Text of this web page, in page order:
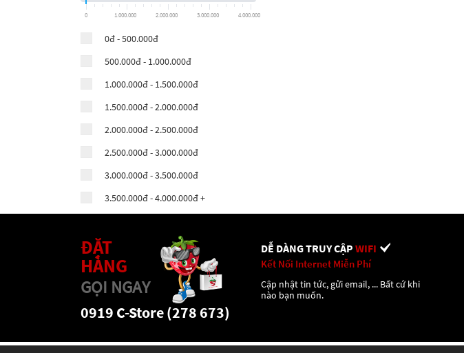
0 1.000.000 2.000.000 3.000.000 4.000.000
0đ - 500.000đ
500.000đ - 1.000.000đ
1.000.000đ - 1.500.000đ
1.500.000đ - 2.000.000đ
2.000.000đ - 2.500.000đ
2.500.000đ - 3.000.000đ
3.000.000đ - 3.500.000đ
3.500.000đ - 4.000.000đ +
ĐẶT
HÀNG
GỌI NGAY
0919 C-Store (278 673)
DỄ DÀNG TRUY CẬP WIFI
Kết Nối Internet Miễn Phí
Cập nhật tin tức, gửi email, ... Bất cứ khi
nào bạn muốn.